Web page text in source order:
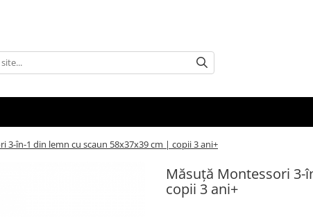
3-în-1 din lemn cu scaun 58x37x39 cm | copii 3 ani+
Măsuță Montessori 3-
copii 3 ani+